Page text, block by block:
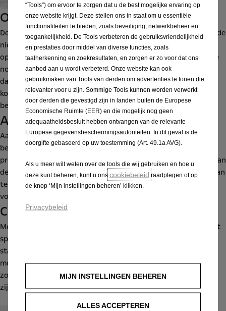
Opwarmprestaties
De opwarmtests zijn niet alleen bedoeld om het comfort van de
nieuwe Astra te verbeteren in winterse omstandigheden. De
opwarmprestaties moeten ook voldoen aan regelgeving en de
nog strengere, eigen veiligheidsnormen van Opel, die bepalen
dat de bevroren voorruit en zijruiten van een Opel binnen de
kortste tijd ijs- en mistvrij moeten zijn om het zicht van de
bestuurder veilig te stellen.
Astra ook als plug-in hybride
Aangezien de plug-in hybrideversie van de nieuwe Astra een
belangrijke rol speelt in de verdere elektrificatie van Opels
productaanbod, hielden de ingenieurs ook de opwarmtijden van
de lithium-ion batterij nauwlettend in het oog, om er zeker van
te zijn dat de prestaties van de cellen voldoen aan de normen
voor elektrisch rijden, ook bij lage temperaturen.
C-segment
Met de nieuwe Astra richt Opel zich rechtstreeks op de ‘sweet
spot’ van het C-segment. Het pure en gedurfde design, de
state-of-the-art technologie en het aantrekkelijke
motorenaanbod – inclusief plug-in hybride-aandrijving –
zorgen ervoor dat de nieuwe Astra toonaangevend zal zijn in
zijn klasse.
“Tools”) om ervoor te zorgen dat u de best mogelijke ervaring op
onze website krijgt. Deze stellen ons in staat om u essentiële
functionaliteiten te bieden, zoals beveiliging, netwerkbeheer en
toegankelijkheid. De Tools verbeteren de gebruiksvriendelijkheid
en prestaties door middel van diverse functies, zoals
taalherkenning en zoekresultaten, en zorgen er zo voor dat ons
aanbod aan u wordt verbeterd. Onze website kan ook
gebruikmaken van Tools van derden om advertenties te tonen die
relevanter voor u zijn. Sommige Tools kunnen worden verwerkt
door derden die gevestigd zijn in landen buiten de Europese
Economische Ruimte (EER) en die mogelijk nog geen
adequaatheidsbesluit hebben ontvangen van de relevante
Europese gegevensbeschermingsautoriteiten. In dit geval is de
doorgifte gebaseerd op uw toestemming (Art. 49.1a AVG).
Als u meer wilt weten over de tools die wij gebruiken en hoe u
deze kunt beheren, kunt u ons cookiebeleid raadplegen of op
de knop ‘Mijn instellingen beheren’ klikken.
Privacybeleid
MIJN INSTELLINGEN BEHEREN
ALLES ACCEPTEREN